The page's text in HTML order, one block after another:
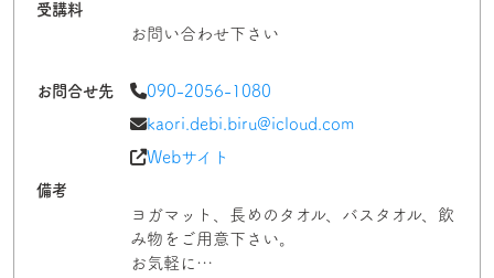
受講料
お問い合わせ下さい
お問合せ先
090-2056-1080
kaori.debi.biru@icloud.com
Webサイト
備考
ヨガマット、長めのタオル、バスタオル、飲
み物をご用意下さい。
お気軽に…